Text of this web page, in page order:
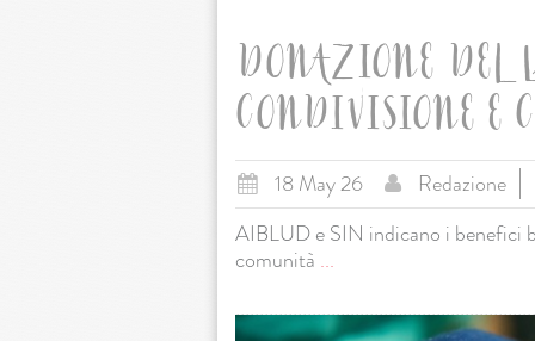
DONAZIONE DEL
CONDIVISIONE E
18 May 26 Redazione
AIBLUD e SIN indicano i benefici
comunità ...